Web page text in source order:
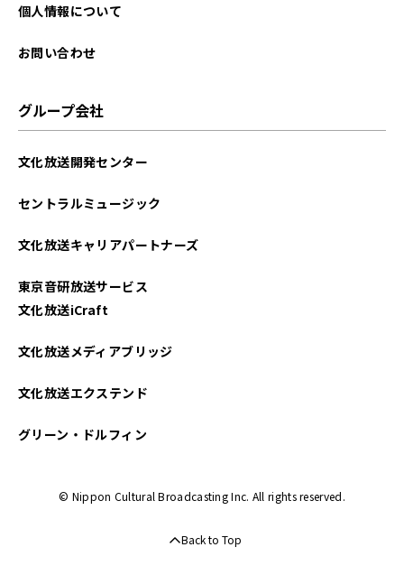
個人情報について
お問い合わせ
グループ会社
文化放送開発センター
セントラルミュージック
文化放送キャリアパートナーズ
東京音研放送サービス
文化放送iCraft
文化放送メディアブリッジ
文化放送エクステンド
グリーン・ドルフィン
© Nippon Cultural Broadcasting Inc. All rights reserved.
Back to Top